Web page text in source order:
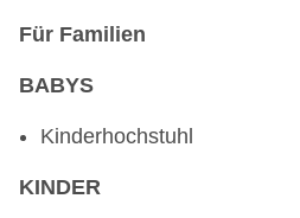
Für Familien
BABYS
Kinderhochstuhl
KINDER